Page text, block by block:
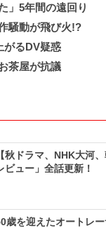
」5年間の遠回り
騒動が飛び火!?
がるDV疑惑
茶屋が抗議
【秋ドラマ、NHK大河
ビュー」全話更新！
歳を迎えたオートレ